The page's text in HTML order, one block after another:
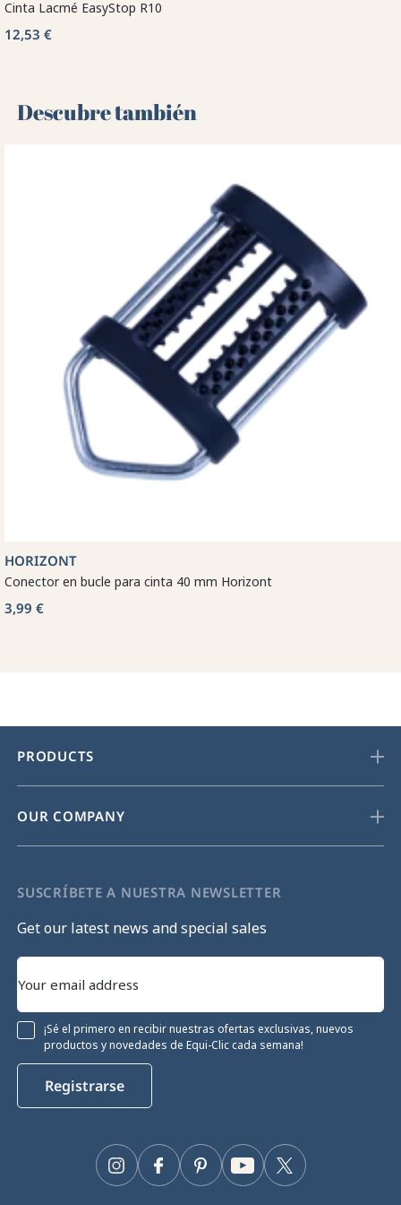
Cinta Lacmé EasyStop R10
12,53 €
Descubre también 🌻
HORIZONT
Conector en bucle para cinta 40 mm Horizont
3,99 €
PRODUCTS
OUR COMPANY
SUSCRÍBETE A NUESTRA NEWSLETTER
Get our latest news and special sales
¡Sé el primero en recibir nuestras ofertas exclusivas, nuevos
productos y novedades de Equi-Clic cada semana!
Registrarse
Facebook Twitter
YouTube
Pinterest
Instagram